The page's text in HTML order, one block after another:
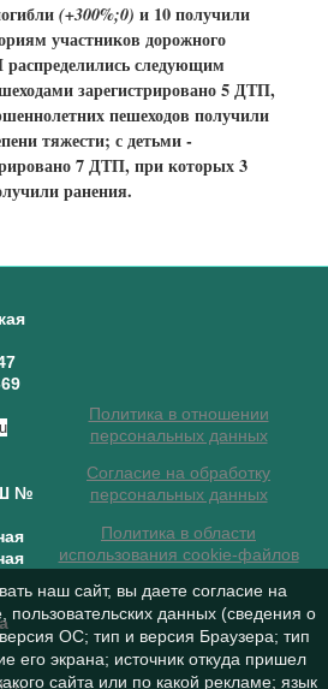
(+300%;0) и 10получили
участников дорожного
следующим
зарегистрировано 5 ДТП,
пешеходов получили
тяжести; с детьми -
7 ДТП, при которых 3
ранения.
№
Политика в отношении
персональных данных
Согласие на обработку
персональных данных
Политика в области
использования cookie-файлов
наш сайт, вы даете согласие на
пользовательских данных (сведения о
ОС; тип и версия Браузера; тип
его экрана; источник откуда пришел
сайта или по какой рекламе; язык